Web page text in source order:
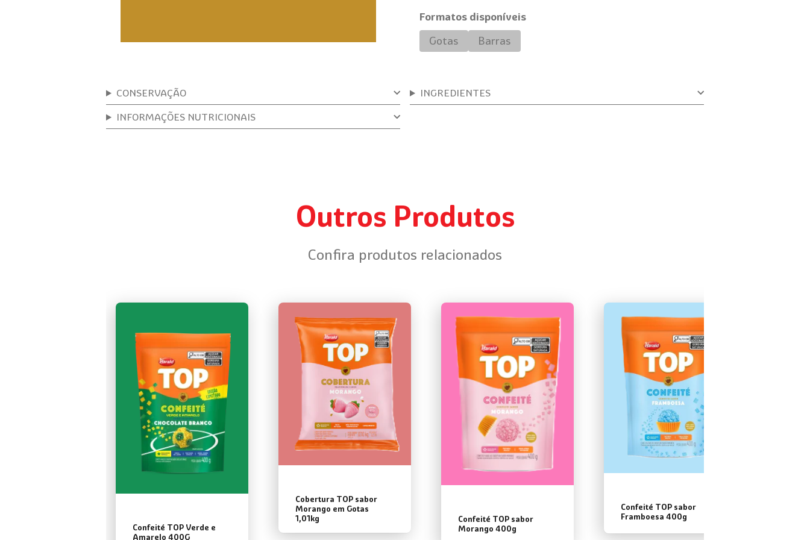
Formatos disponíveis
Gotas
Barras
CONSERVAÇÃO
INGREDIENTES
INFORMAÇÕES NUTRICIONAIS
Outros Produtos
Confira produtos relacionados
Confeité TOP Verde e
Amarelo 400G
Cobertura TOP sabor
Morango em Gotas
1,01kg
Confeité TOP sabor
Morango 400g
Confeité TOP sabor
Framboesa 400g